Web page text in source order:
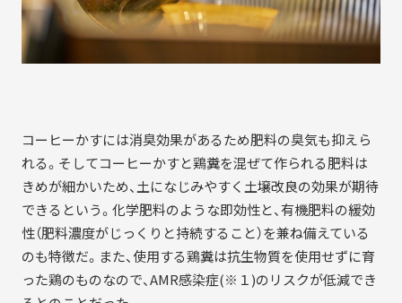
コーヒーかすには消臭効果があるため肥料の臭気も抑えら
れる。そしてコーヒーかすと鶏糞を混ぜて作られる肥料は
きめが細かいため、土になじみやすく土壌改良の効果が期待
できるという。化学肥料のような即効性と、有機肥料の緩効
性（肥料濃度がじっくりと持続すること）を兼ね備えている
のも特徴だ。また、使用する鶏糞は抗生物質を使用せずに育
った鶏のものなので、AMR感染症(※１)のリスクが低減でき